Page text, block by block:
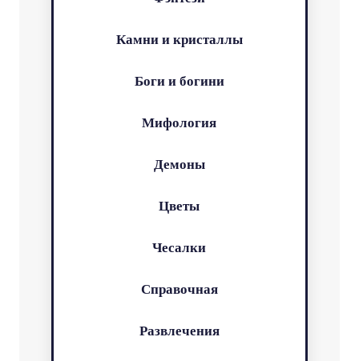
Камни и кристаллы
Боги и богини
Мифология
Демоны
Цветы
Чесалки
Справочная
Развлечения